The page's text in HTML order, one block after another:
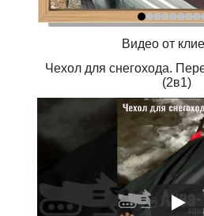
Видео от
Чехол для снегохода.
(2в1)